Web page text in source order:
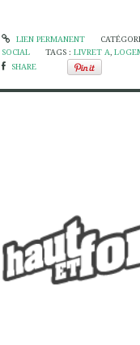
LIEN PERMANENT
SOCIAL
TAGS :LIVRET A,
SHARE